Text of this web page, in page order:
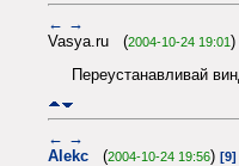
← →
Vasya.ru (2004-10-24 19:01)
Переустанавливай
← →
Alekc (2004-10-24 19:56) [9]